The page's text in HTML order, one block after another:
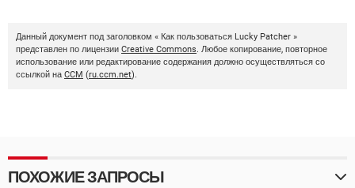
Данный документ под заголовком « Как пользоваться Lucky Patcher »
представлен по лицензии Creative Commons. Любое копирование, повторное
использование или редактирование содержания должно осуществляться со
ссылкой на CCM (ru.ccm.net).
ПОХОЖИЕ ЗАПРОСЫ